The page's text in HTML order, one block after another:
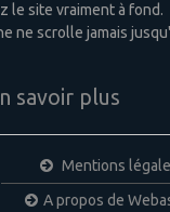
le site vraiment à fond.
ne scrolle jamais
savoir plus
Mentions
A propos de